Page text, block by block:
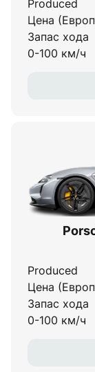
Produced
Цена
Запас хода
0-100 км/ч
Produced
Цена
Запас хода
0-100 км/ч